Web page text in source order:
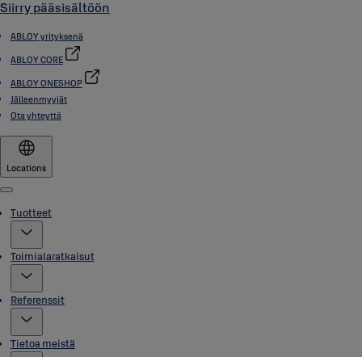
Siirry pääsisältöön
ABLOY yrityksenä
ABLOY CORE
ABLOY ONESHOP
Jälleenmyyjät
Ota yhteyttä
Locations
Menu
Tuotteet
Toimialaratkaisut
Referenssit
Tietoa meistä